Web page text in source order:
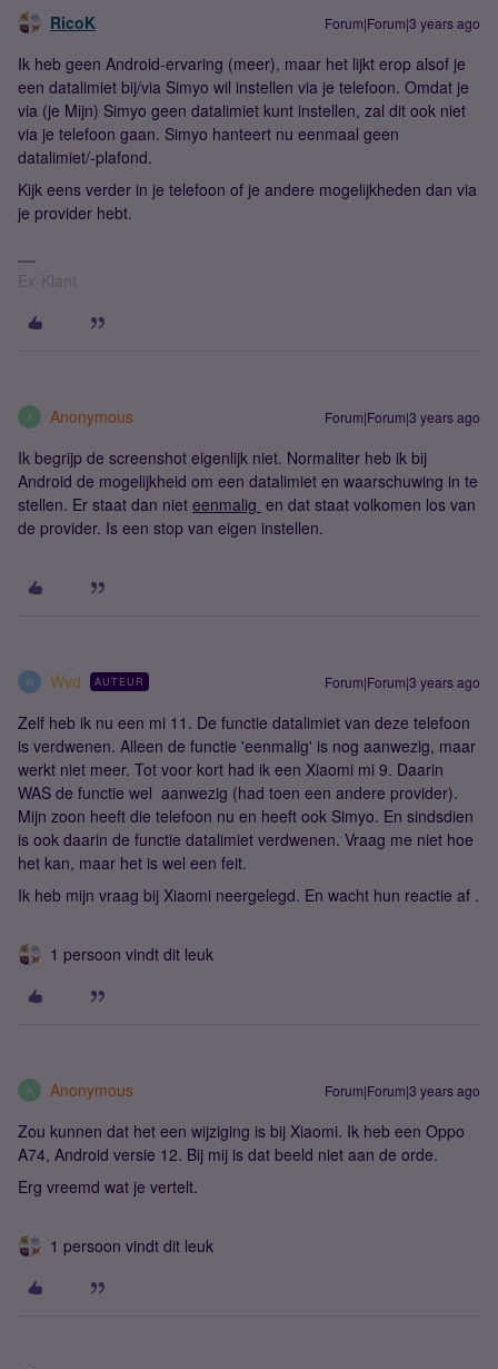
RicoK Forum|Forum|3 years ago
Ik heb geen Android-ervaring (meer), maar het lijkt erop alsof je
een datalimiet bij/via Simyo wil instellen via je telefoon. Omdat je
via (je Mijn) Simyo geen datalimiet kunt instellen, zal dit ook niet
via je telefoon gaan. Simyo hanteert nu eenmaal geen
datalimiet/-plafond.
Kijk eens verder in je telefoon of je andere mogelijkheden dan via
je provider hebt.
Ex-Klant
A Anonymous Forum|Forum|3 years ago
Ik begrijp de screenshot eigenlijk niet. Normaliter heb ik bij
Android de mogelijkheid om een datalimiet en waarschuwing in te
stellen. Er staat dan niet eenmalig ​​​​​​ en dat staat volkomen los van
de provider. Is een stop van eigen instellen.
W Wvd AUTEUR Forum|Forum|3 years ago
Zelf heb ik nu een mi 11. De functie datalimiet van deze telefoon
is verdwenen. Alleen de functie 'eenmalig' is nog aanwezig, maar
werkt niet meer. Tot voor kort had ik een Xiaomi mi 9. Daarin
WAS de functie wel aanwezig (had toen een andere provider).
Mijn zoon heeft die telefoon nu en heeft ook Simyo. En sindsdien
is ook daarin de functie datalimiet verdwenen. Vraag me niet hoe
het kan, maar het is wel een feit.
Ik heb mijn vraag bij Xiaomi neergelegd. En wacht hun reactie af .
1 persoon vindt dit leuk
A Anonymous Forum|Forum|3 years ago
Zou kunnen dat het een wijziging is bij Xiaomi. Ik heb een Oppo
A74, Android versie 12. Bij mij is dat beeld niet aan de orde.
Erg vreemd wat je vertelt.
1 persoon vindt dit leuk